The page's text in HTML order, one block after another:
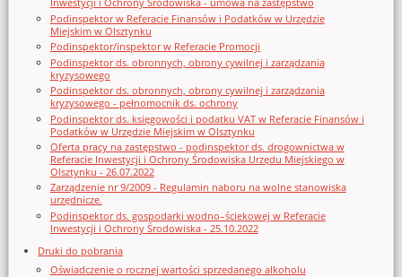
Podinspektor w Referacie Finansów i Podatków w Urzędzie
Miejskim w Olsztynku
Podinspektor/inspektor w Referacie Promocji
Podinspektor ds. obronnych, obrony cywilnej i zarządzania
kryzysowego
Podinspektor ds. obronnych, obrony cywilnej i zarządzania
kryzysowego - pełnomocnik ds. ochrony
Podinspektor ds. księgowości i podatku VAT w Referacie Finansów i
Podatków w Urzędzie Miejskim w Olsztynku
Oferta pracy na zastępstwo - podinspektor ds. drogownictwa w
Referacie Inwestycji i Ochrony Środowiska Urzędu Miejskiego w
Olsztynku - 26.07.2022
Zarządzenie nr 9/2009 - Regulamin naboru na wolne stanowiska
urzędnicze.
Podinspektor ds. gospodarki wodno–ściekowej w Referacie
Inwestycji i Ochrony Środowiska - 25.10.2022
Druki do pobrania
Oświadczenie o rocznej wartości sprzedanego alkoholu